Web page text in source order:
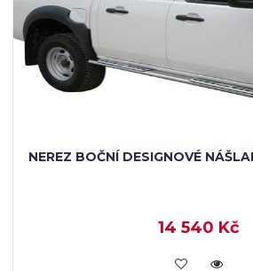
NEREZ BOČNÍ DESIGNOVÉ
14 540 Kč
KOUPIT